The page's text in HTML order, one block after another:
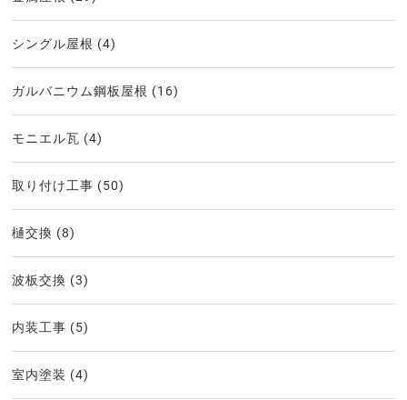
シングル屋根 (4)
ガルバニウム鋼板屋根 (16)
モニエル瓦 (4)
取り付け工事 (50)
樋交換 (8)
波板交換 (3)
内装工事 (5)
室内塗装 (4)